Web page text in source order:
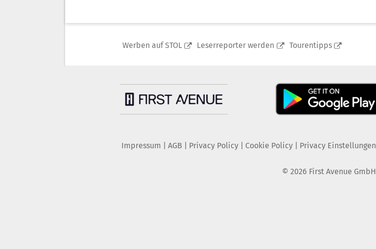
Werben auf STOL Leserreporter werden Tourentipps
Impressum AGB Privacy Policy| Cookie Policy| Privacy Einstellungen
© 2026 First Avenue GmbH